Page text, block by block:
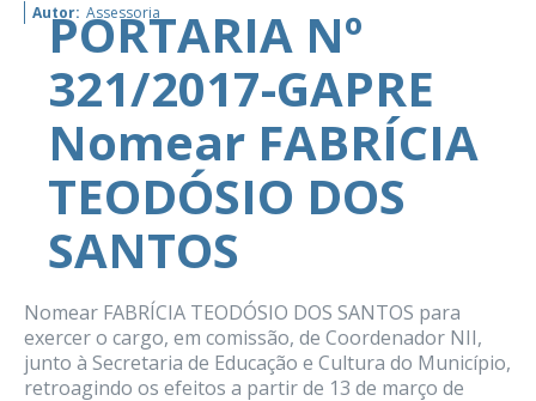
Autor: Assessoria
PORTARIA Nº
321/2017-GAPRE
Nomear FABRÍCIA
TEODÓSIO DOS
SANTOS
Nomear FABRÍCIA TEODÓSIO DOS SANTOS para
exercer o cargo, em comissão, de Coordenador NII,
junto à Secretaria de Educação e Cultura do Município,
retroagindo os efeitos a partir de 13 de março de